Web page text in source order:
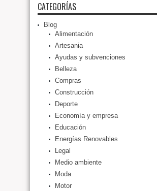
CATEGORÍAS
Blog
Alimentación
Artesania
Ayudas y subvenciones
Belleza
Compras
Construcción
Deporte
Economía y empresa
Educación
Energías Renovables
Legal
Medio ambiente
Moda
Motor